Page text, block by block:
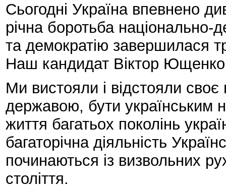
Сьогодні Україна впевнено
річна боротьба національно-
та демократію завершилася
Наш кандидат Віктор
Ми вистояли і відстояли
державою, бути українським
життя багатьох поколінь
багаторічна діяльність
починаються із визвольних
століття.